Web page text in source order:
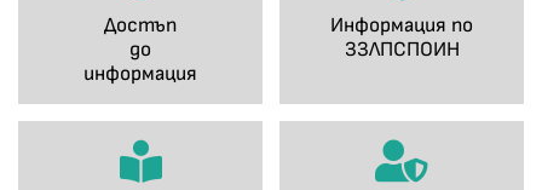
Достъп
до
информация
Информация по
ЗЗЛПСПОИН